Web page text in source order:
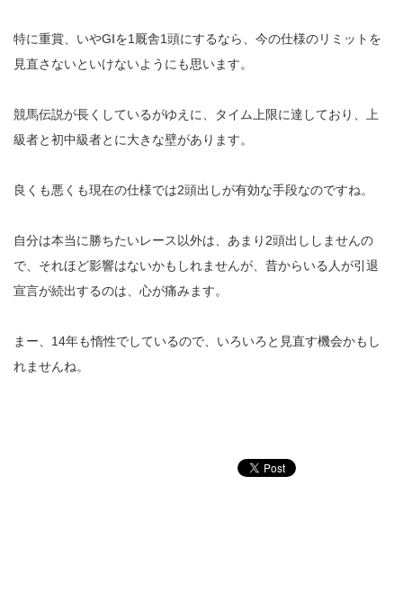
特に重賞、いやGⅠを1厩舎1頭にするなら、今の仕様のリミットを
見直さないといけないようにも思います。
競馬伝説が長くしているがゆえに、タイム上限に達しており、上
級者と初中級者とに大きな壁があります。
良くも悪くも現在の仕様では2頭出しが有効な手段なのですね。
自分は本当に勝ちたいレース以外は、あまり2頭出ししませんの
で、それほど影響はないかもしれませんが、昔からいる人が引退
宣言が続出するのは、心が痛みます。
まー、14年も惰性でしているので、いろいろと見直す機会かもし
れませんね。